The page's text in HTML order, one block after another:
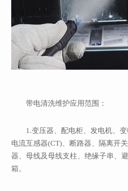
带电清洗维护应用范围：
1.变压器、配电柜、发电机、变
电流互感器(CT)、断路器、隔离开
器、母线及母线支柱、绝缘子串、
箱。